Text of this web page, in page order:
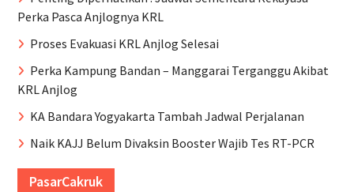
Perka Pasca Anjlognya KRL
Proses Evakuasi KRL Anjlog Selesai
Perka Kampung Bandan – Manggarai Terganggu Akibat
KRL Anjlog
KA Bandara Yogyakarta Tambah Jadwal Perjalanan
Naik KAJJ Belum Divaksin Booster Wajib Tes RT-PCR
PasarCakruk